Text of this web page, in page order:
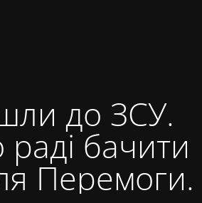
до ЗСУ.
бачити
Перемоги.